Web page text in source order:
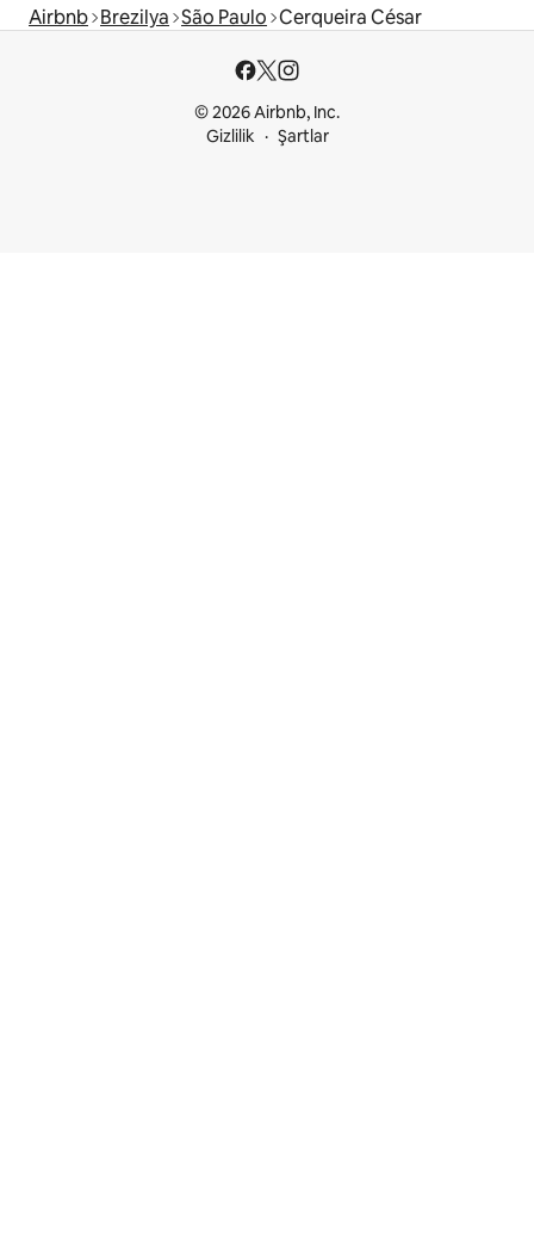
Airbnb Brezilya São Paulo Cerqueira César
© 2026 Airbnb, Inc.
Gizlilik
Şartlar